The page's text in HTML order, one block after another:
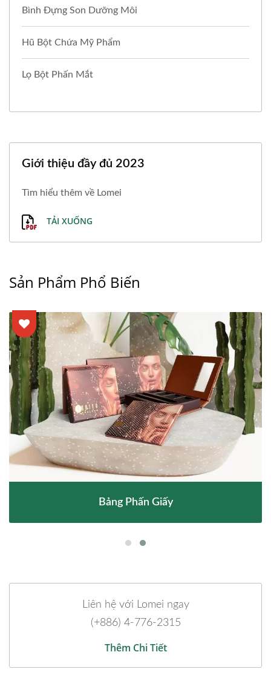
Bình Đựng Son Dưỡng Môi
Hũ Bột Chứa Mỹ Phẩm
Lọ Bột Phấn Mắt
Giới thiệu đầy đủ 2023
Tìm hiểu thêm về Lomei
TẢI XUỐNG
Sản Phẩm Phổ Biến
Bảng Phấn Giấy
Liên hệ với Lomei ngay
(+886) 4-776-2315
Thêm Chi Tiết